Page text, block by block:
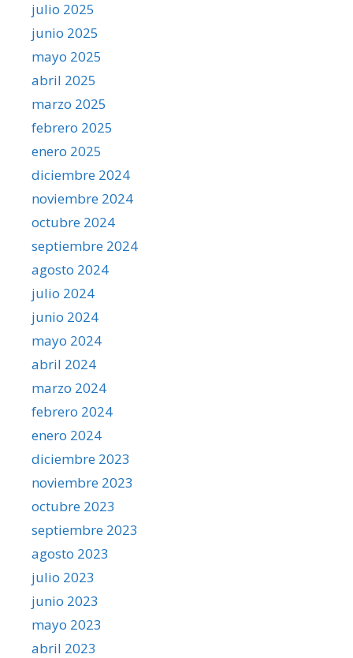
julio 2025
junio 2025
mayo 2025
abril 2025
marzo 2025
febrero 2025
enero 2025
diciembre 2024
noviembre 2024
octubre 2024
septiembre 2024
agosto 2024
julio 2024
junio 2024
mayo 2024
abril 2024
marzo 2024
febrero 2024
enero 2024
diciembre 2023
noviembre 2023
octubre 2023
septiembre 2023
agosto 2023
julio 2023
junio 2023
mayo 2023
abril 2023